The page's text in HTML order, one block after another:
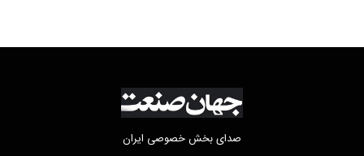
صدای بخش خصوصی ایران